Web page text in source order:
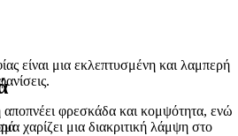
είναι μια εκλεπτυσμένη και λαμπερή
φρεσκάδα και κομψότητα, ενώ
χαρίζει μια διακριτική λάμψη στο